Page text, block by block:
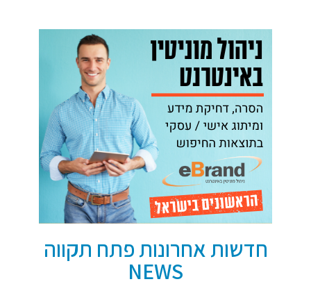
חדשות אחרונות פתח תקווה
NEWS